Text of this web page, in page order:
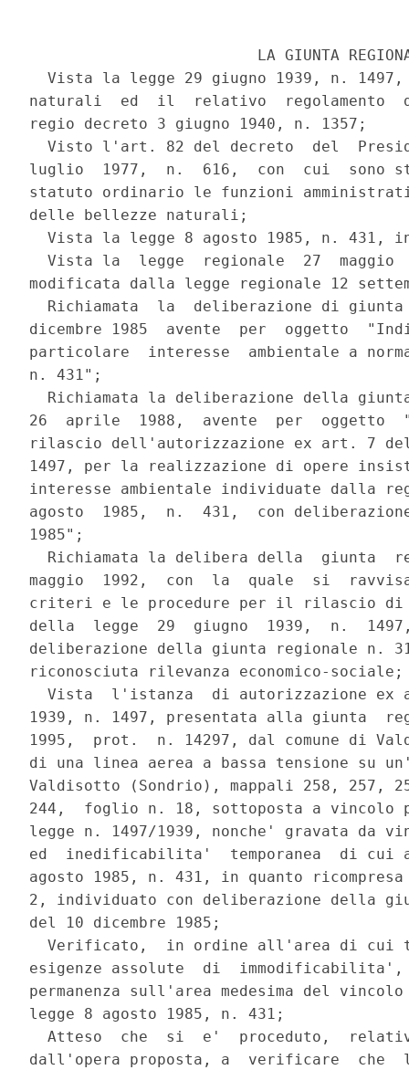
LA GIUNTA
Vista la legge 29 giugno 1939, n.
naturali  ed  il  relativo  regolamento  di
regio decreto 3 giugno 1940, n. 1357;
Visto l'art. 82 del decreto  del
luglio  1977,  n.  616,  con  cui  sono
statuto ordinario le funzioni
delle bellezze naturali;
Vista la legge 8 agosto 1985, n. 431,
Vista la  legge  regionale  27  maggio
modificata dalla legge regionale 12
Richiamata  la  deliberazione di
dicembre 1985  avente  per  oggetto
particolare  interesse  ambientale a
n. 431";
Richiamata la deliberazione della
26  aprile  1988,  avente  per  oggetto
rilascio dell'autorizzazione ex art. 7
1497, per la realizzazione di opere
interesse ambientale individuate dalla
agosto  1985,  n.  431,  con
1985";
Richiamata la delibera della  giunta
maggio  1992,  con  la  quale  si
criteri e le procedure per il rilascio
della  legge  29  giugno  1939,  n.
deliberazione della giunta regionale n.
riconosciuta rilevanza economico-sociale;
Vista  l'istanza  di autorizzazione ex
1939, n. 1497, presentata alla giunta
1995,  prot.  n. 14297, dal comune di
di una linea aerea a bassa tensione su
Valdisotto (Sondrio), mappali 258, 257,
244,  foglio n. 18, sottoposta a vincolo
legge n. 1497/1939, nonche' gravata
ed  inedificabilita'  temporanea  di
agosto 1985, n. 431, in quanto
2, individuato con deliberazione della
del 10 dicembre 1985;
Verificato,  in ordine all'area di cui
esigenze assolute  di
permanenza sull'area medesima del
legge 8 agosto 1985, n. 431;
Atteso  che  si  e'  proceduto,
dall'opera proposta, a  verificare